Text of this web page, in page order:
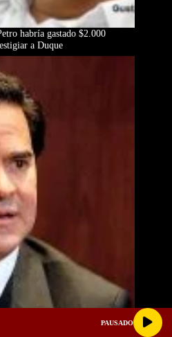
habría gastado $2.000
a Duque
PAUSADO